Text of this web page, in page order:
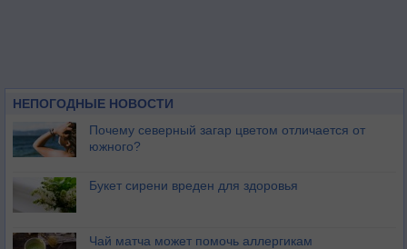
НЕПОГОДНЫЕ НОВОСТИ
Почему северный загар цветом отличается от
южного?
Букет сирени вреден для здоровья
Чай матча может помочь аллергикам